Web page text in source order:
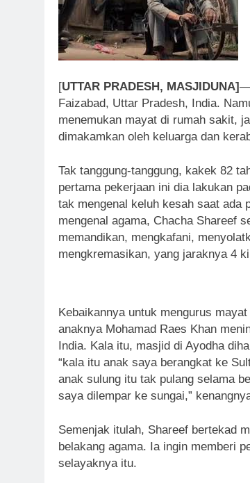
[UTTAR PRADESH, MASJIDUNA]
Faizabad, Uttar Pradesh, India.
menemukan mayat di rumah sakit,
dimakamkan oleh keluarga dan
Tak tanggung-tanggung, kakek 82
pertama pekerjaan ini dia lakukan
tak mengenal keluh kesah saat ada
mengenal agama, Chacha Shareef
memandikan, mengkafani,
mengkremasikan, yang jaraknya 4
Kebaikannya untuk mengurus
anaknya Mohamad Raes Khan
India. Kala itu, masjid di Ayodha
“kala itu anak saya berangkat ke
anak sulung itu tak pulang selama
saya dilempar ke sungai,”
Semenjak itulah, Shareef bertekad
belakang agama. Ia ingin memberi
selayaknya itu.